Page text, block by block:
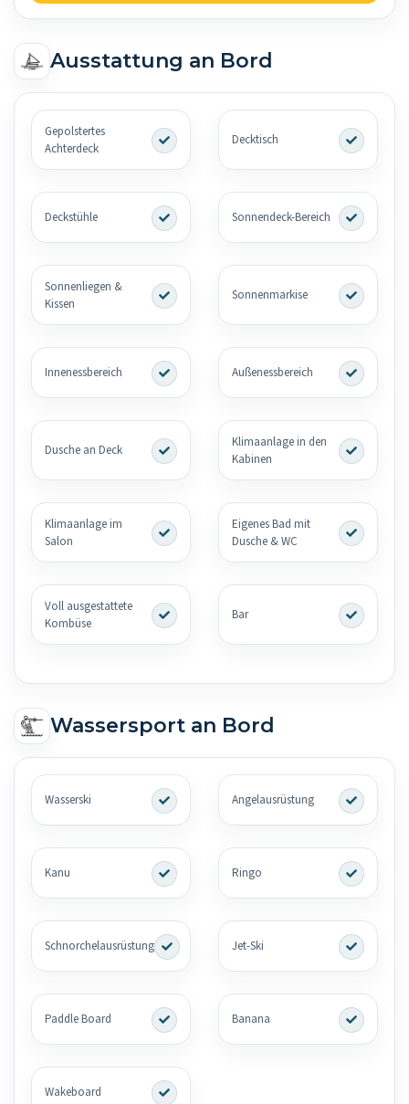
Ausstattung an Bord
Gepolstertes
Achterdeck
Decktisch
Deckstühle Sonnendeck-Bereich
Sonnenliegen &
Kissen
Sonnenmarkise
Innenessbereich Außenessbereich
Dusche an Deck
Klimaanlage in den
Kabinen
Klimaanlage im
Salon
Eigenes Bad mit
Dusche & WC
Voll ausgestattete
Kombüse
Bar
Wassersport an Bord
Wasserski Angelausrüstung
Kanu Ringo
Schnorchelausrüstung Jet-Ski
Paddle Board Banana
Wakeboard